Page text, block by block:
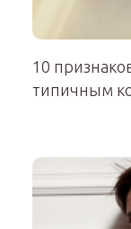
10
типичным